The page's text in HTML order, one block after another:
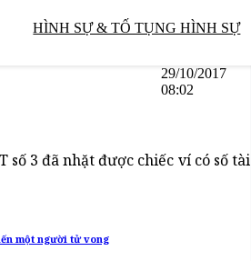
HÌNH SỰ & TỐ TỤNG HÌNH SỰ
29/10/2017
08:02
3 đã nhặt được chiếc ví có số tài
một người tử vong